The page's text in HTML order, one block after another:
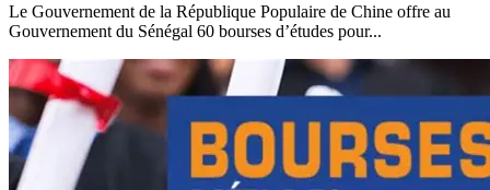
Le Gouvernement de la République Populaire de Chine offre au
Gouvernement du Sénégal 60 bourses d’études pour...